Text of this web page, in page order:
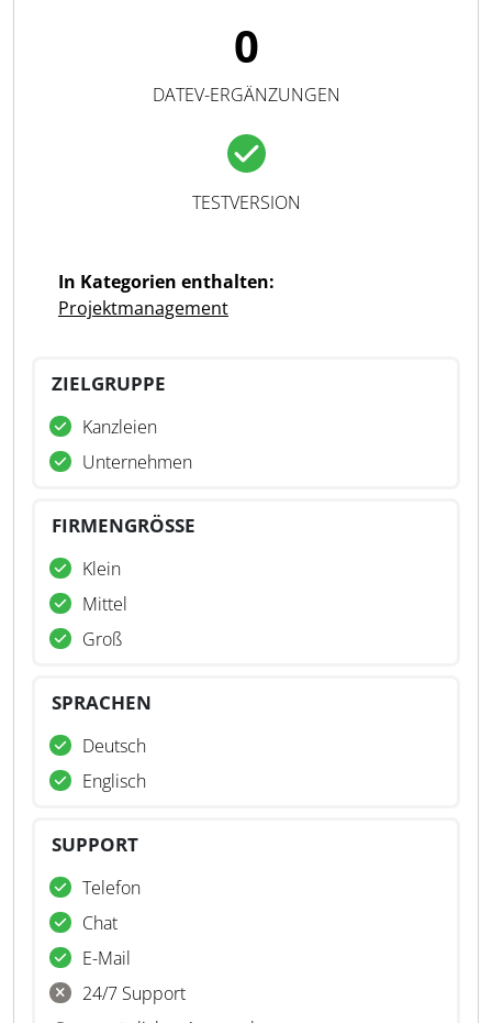
0
DATEV-ERGÄNZUNGEN
TESTVERSION
In Kategorien enthalten:
Projektmanagement
ZIELGRUPPE
Kanzleien
Unternehmen
FIRMENGRÖSSE
Klein
Mittel
Groß
SPRACHEN
Deutsch
Englisch
SUPPORT
Telefon
Chat
E-Mail
24/7 Support